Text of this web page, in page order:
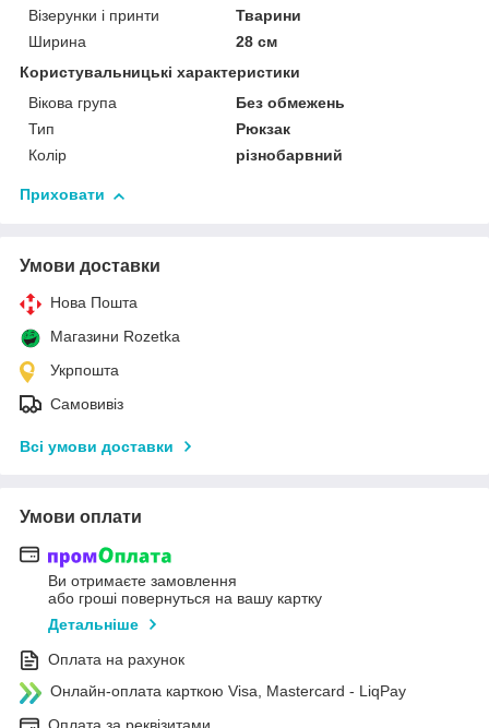
Візерунки і принти
Тварини
Ширина
28 см
Користувальницькі характеристики
Вікова група
Без обмежень
Тип
Рюкзак
Колір
різнобарвний
Приховати
Умови доставки
Нова Пошта
Магазини Rozetka
Укрпошта
Самовивіз
Всі умови доставки
Умови оплати
Ви отримаєте замовлення
або гроші повернуться на вашу картку
Детальніше
Оплата на рахунок
Онлайн-оплата карткою Visa, Mastercard - LiqPay